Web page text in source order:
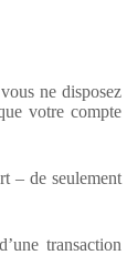
ne disposez
votre compte
– de seulement
transaction